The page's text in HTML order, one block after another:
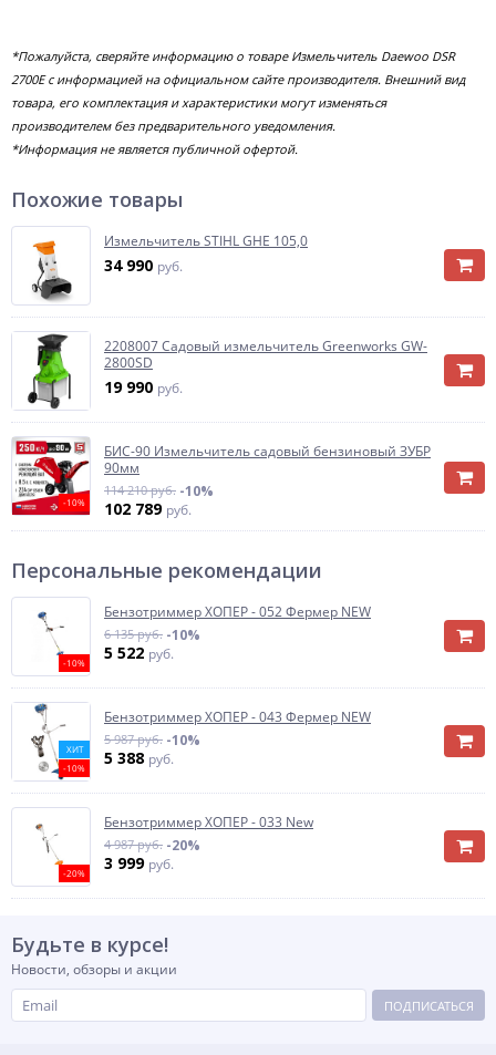
*Пожалуйста, сверяйте информацию о товаре Измельчитель Daewoo DSR
2700E с информацией на официальном сайте производителя. Внешний вид
товара, его комплектация и характеристики могут изменяться
производителем без предварительного уведомления.
*Информация не является публичной офертой.
Похожие товары
Измельчитель STIHL GHE 105,0
34 990 руб.
2208007 Садовый измельчитель Greenworks GW-
2800SD
19 990 руб.
-10%
БИС-90 Измельчитель садовый бензиновый ЗУБР
90мм
114 210 руб. -10%
102 789 руб.
Персональные рекомендации
-10%
Бензотриммер ХОПЕР - 052 Фермер NEW
6 135 руб. -10%
5 522 руб.
ХИТ
-10%
Бензотриммер ХОПЕР - 043 Фермер NEW
5 987 руб. -10%
5 388 руб.
-20%
Бензотриммер ХОПЕР - 033 New
4 987 руб. -20%
3 999 руб.
Будьте в курсе!
Новости, обзоры и акции
ПОДПИСАТЬСЯ